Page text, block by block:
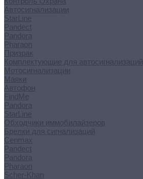
Автосигнализации
StarLine
Pandect
Pandora
Pharaon
Призрак
Комплектующие для автосигнализаций
Мотосигнализации
Маяки
Автофон
FindMe
Pandora
StarLine
Обходчики иммобилайзеров
Брелки для сигнализаций
Cenmax
Pandect
Pandora
Pharaon
Scher-Khan